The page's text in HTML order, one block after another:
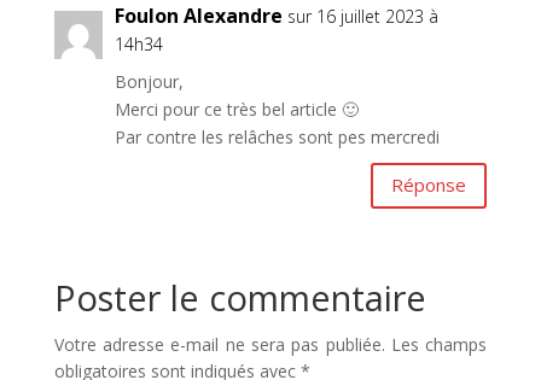
Foulon Alexandre sur 16 juillet 2023 à
14h34
Bonjour,
Merci pour ce très bel article 🙂
Par contre les relâches sont pes mercredi
Réponse
Poster le commentaire
Votre adresse e-mail ne sera pas publiée. Les champs
obligatoires sont indiqués avec *